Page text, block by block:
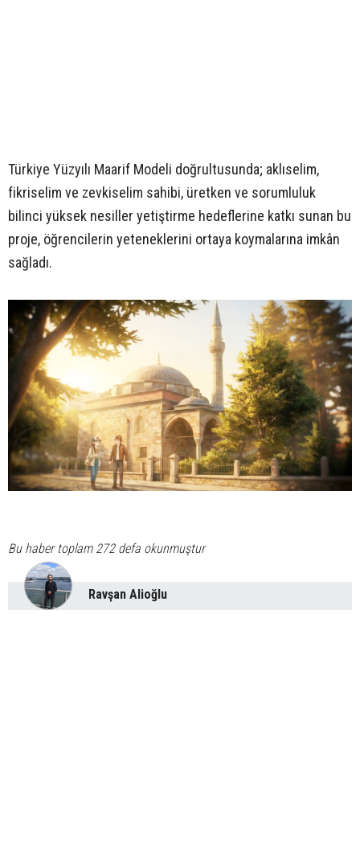
Türkiye Yüzyılı Maarif Modeli doğrultusunda; aklıselim,
fikriselim ve zevkiselim sahibi, üretken ve sorumluluk
bilinci yüksek nesiller yetiştirme hedeflerine katkı sunan bu
proje, öğrencilerin yeteneklerini ortaya koymalarına imkân
sağladı.
Bu haber toplam 272 defa okunmuştur
Ravşan Alioğlu